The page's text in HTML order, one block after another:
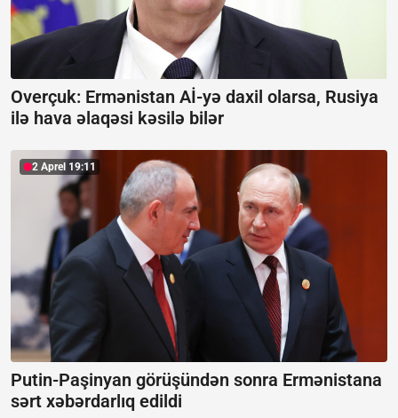
Overçuk: Ermənistan Aİ-yə daxil olarsa, Rusiya
ilə hava əlaqəsi kəsilə bilər
2 Aprel 19:11
Putin-Paşinyan görüşündən sonra Ermənistana
sərt xəbərdarlıq edildi